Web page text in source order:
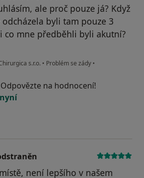
ale proč pouze já? Když
byli tam pouze 3
co mne předběhli byli akutní?
s.r.o. • Problém se zády •
účet byl odstraněn
na hodnocení!
není lepšího v našem